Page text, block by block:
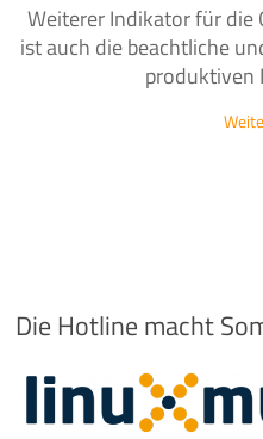
Weiterer Indikator für die
ist auch die beachtliche
produktiven
Die Hotline macht